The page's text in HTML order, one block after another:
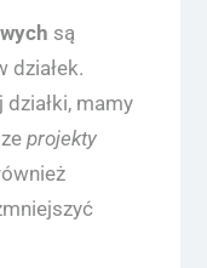
są
działek.
mamy
projekty